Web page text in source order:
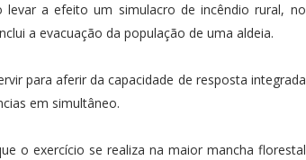
a efeito um simulacro de incêndio rural, no
a evacuação da população de uma aldeia.
para aferir da capacidade de resposta integrada
em simultâneo.
o exercício se realiza na maior mancha florestal